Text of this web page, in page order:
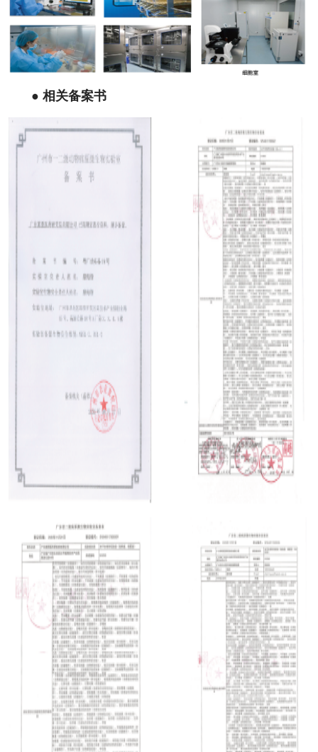
● 相关备案书